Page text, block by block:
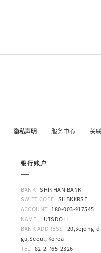
隐私声明 服务中心 关
银行账户
BANK SHINHAN BANK
SWIFT CODE SHBKKRSE
ACCOUNT 180-003-917545
NAME LUTSDOLL
BANK ADDRESS 20,Sejong-
gu,Seoul, Korea
TEL 82-2-765-2326